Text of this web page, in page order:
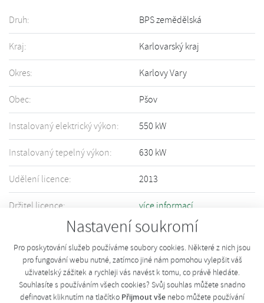
Nastavení soukromí
Pro poskytování služeb používáme soubory cookies. Některé z nich jsou
pro fungování webu nutné, zatímco jiné nám pomohou vylepšit váš
uživatelský zážitek a rychleji vás navést k tomu, co právě hledáte.
Souhlasíte s používáním všech cookies? Svůj souhlas můžete snadno
definovat kliknutím na tlačítko Přijmout všenebo můžete používání
Druh: BPS zemědělská
Kraj: Karlovarský kraj
Okres: Karlovy Vary
Obec: Pšov
Instalovaný elektrický výkon: 550 kW
Instalovaný tepelný výkon: 630 kW
Udělení licence: 2013
Držitel licence: více informací
Informace o Vašem zařízení nejsou přesné či úplné? Upravte informace
pomocí tohotoformuláře